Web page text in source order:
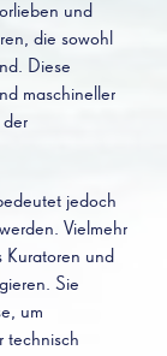
und
die sowohl
Diese
maschineller
der
jedoch
Vielmehr
Kuratoren und
Sie
um
technisch